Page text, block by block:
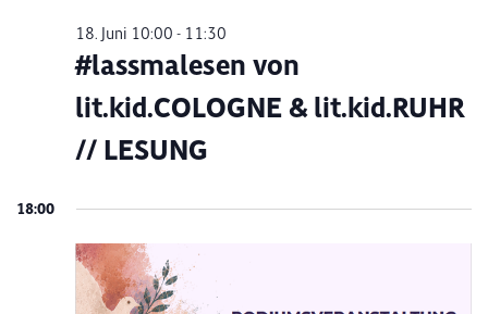
#lassmalesen von
lit.kid.COLOGNE & lit.kid.RUHR
// LESUNG
18. Juni 10:00 - 11:30
18:00